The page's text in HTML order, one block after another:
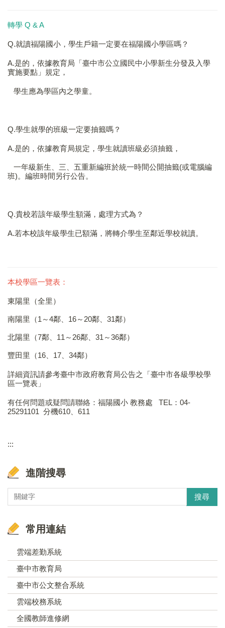
轉學 Q & A
Q.就讀福陽國小，學生戶籍一定要在福陽國小學區嗎？
A.是的，依據教育局「臺中市公立國民中小學新生分發及入學
實施要點 」規定，
學生應為學區內之學童。
Q.學生就學的班級一定要抽籤嗎？
A.是的，依據教育局規定，學生就讀班級必須抽籤，
一年級新生、三、五重新編班於統一時間公開抽籤(或電腦編
班)。編班時間另行公告。
Q.貴校若該年級學生額滿，處理方式為？
A.若本校該年級學生已額滿，將轉介學生至鄰近學校就讀。
本校學區一覽表：
東陽里（全里）
南陽里（1～4鄰、16～20鄰、31鄰）
北陽里（7鄰、11～26鄰、31～36鄰）
豐田里（16、17、34鄰）
詳細資訊請參考臺中市政府教育局公告之「臺中市各級學校學
區一覽表 」
有任何問題或疑問請聯絡：福陽國小 教務處 TEL：04-
25291101 分機610、611
:::
進階搜尋
搜尋
常用連結
雲端差勤系統
臺中市教育局
臺中市公文整合系統
雲端校務系統
全國教師進修網